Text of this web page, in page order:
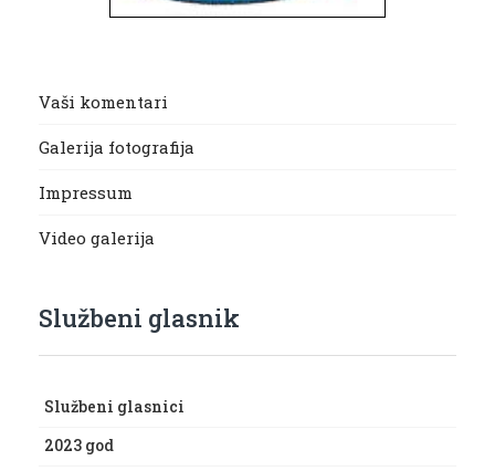
Vaši komentari
Galerija fotografija
Impressum
Video galerija
Službeni glasnik
Službeni glasnici
2023 god